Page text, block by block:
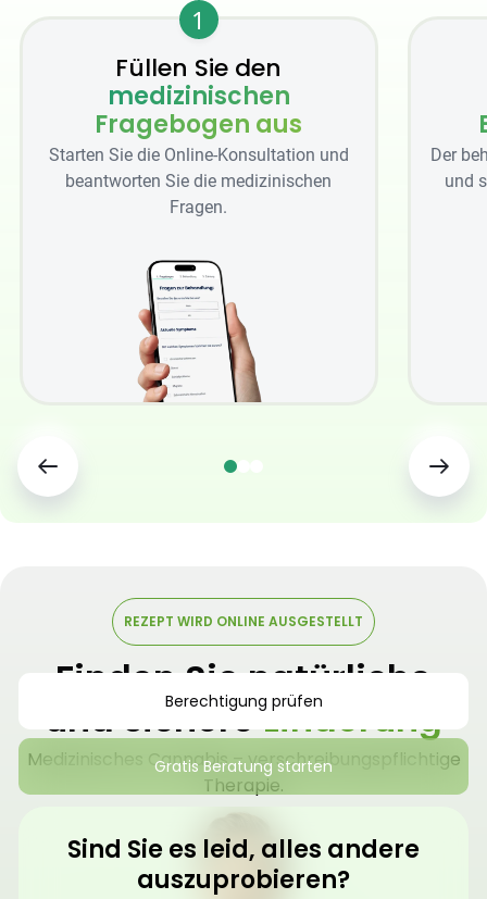
1
Füllen Sie den
medizinischen
Fragebogen aus
Starten Sie die Online-Konsultation und
beantworten Sie die medizinischen
Fragen.
Der
und
REZEPT WIRD ONLINE AUSGESTELLT
Finden Sie natürliche
und sichereLinderung
Medizinisches Cannabis – verschreibungspflichtige
Therapie.
Berechtigung prüfen
Gratis Beratung starten
Sind Sie es leid, alles andere
auszuprobieren?